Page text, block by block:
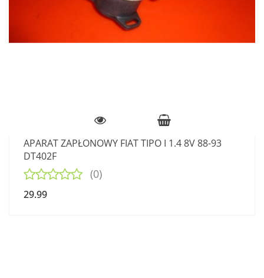
APARAT ZAPŁONOWY FIAT TIPO I 1.4 8V 88-93
DT402F
(0)
29.99